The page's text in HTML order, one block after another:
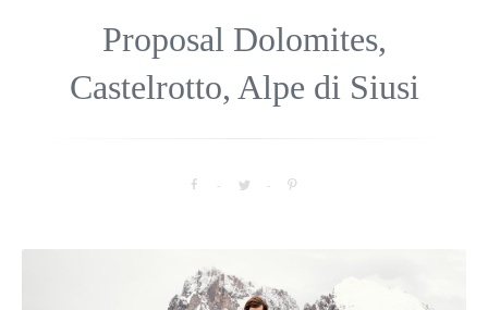
Proposal Dolomites,
Castelrotto, Alpe di Siusi